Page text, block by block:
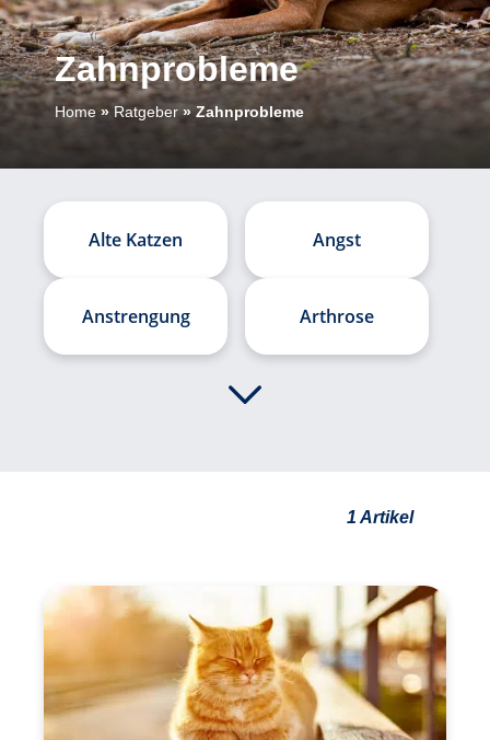
Zahnprobleme
Home » Ratgeber»Zahnprobleme
Alte Katzen Angst
Anstrengung Arthrose
1 Artikel